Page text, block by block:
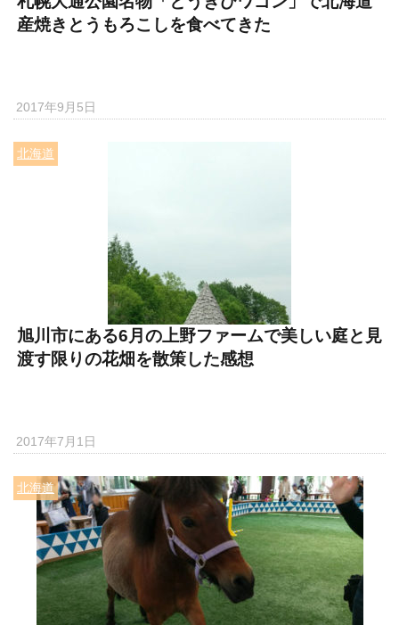
産焼きとうもろこしを食べてきた
2017年9月5日
北海道
旭川市にある6月の上野ファームで美しい庭と見
渡す限りの花畑を散策した感想
2017年7月1日
北海道